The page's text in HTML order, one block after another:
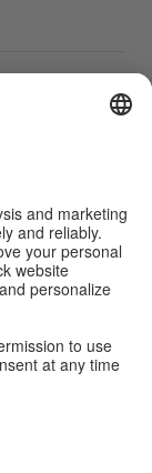
န်းများ